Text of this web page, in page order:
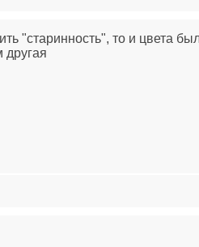
"старинность", то и цвета
другая